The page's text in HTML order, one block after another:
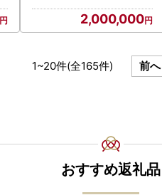
2,000,000
1~20件(全165件) 前へ
おすすめ返礼品